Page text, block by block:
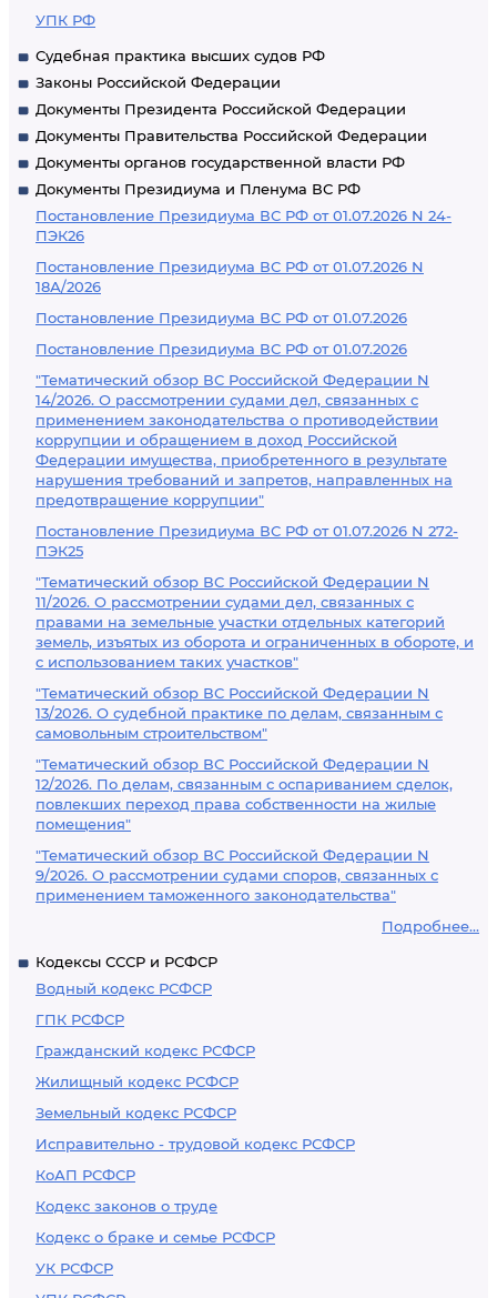
УПК РФ
Судебная практика высших судов РФ
Законы Российской Федерации
Документы Президента Российской Федерации
Документы Правительства Российской Федерации
Документы органов государственной власти РФ
Документы Президиума и Пленума ВС РФ
Постановление Президиума ВС РФ от 01.07.2026 N 24-
ПЭК26
Постановление Президиума ВС РФ от 01.07.2026 N
18А/2026
Постановление Президиума ВС РФ от 01.07.2026
Постановление Президиума ВС РФ от 01.07.2026
"Тематический обзор ВС Российской Федерации N
14/2026. О рассмотрении судами дел, связанных с
применением законодательства о противодействии
коррупции и обращением в доход Российской
Федерации имущества, приобретенного в результате
нарушения требований и запретов, направленных на
предотвращение коррупции"
Постановление Президиума ВС РФ от 01.07.2026 N 272-
ПЭК25
"Тематический обзор ВС Российской Федерации N
11/2026. О рассмотрении судами дел, связанных с
правами на земельные участки отдельных категорий
земель, изъятых из оборота и ограниченных в обороте, и
с использованием таких участков"
"Тематический обзор ВС Российской Федерации N
13/2026. О судебной практике по делам, связанным с
самовольным строительством"
"Тематический обзор ВС Российской Федерации N
12/2026. По делам, связанным с оспариванием сделок,
повлекших переход права собственности на жилые
помещения"
"Тематический обзор ВС Российской Федерации N
9/2026. О рассмотрении судами споров, связанных с
применением таможенного законодательства"
Подробнее...
Кодексы СССР и РСФСР
Водный кодекс РСФСР
ГПК РСФСР
Гражданский кодекс РСФСР
Жилищный кодекс РСФСР
Земельный кодекс РСФСР
Исправительно - трудовой кодекс РСФСР
КоАП РСФСР
Кодекс законов о труде
Кодекс о браке и семье РСФСР
УК РСФСР